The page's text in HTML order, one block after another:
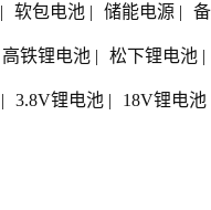
| 软包电池 | 储能电源 |
高铁锂电池 | 松下锂电池 |
| 3.8V锂电池 | 18V锂电池